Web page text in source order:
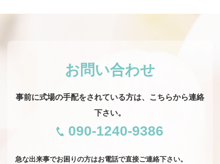
お問い合わせ
事前に式場の手配をされている方は、こちらから連絡
下さい。
090-1240-9386
急な出来事でお困りの方はお電話で直接ご連絡下さい。